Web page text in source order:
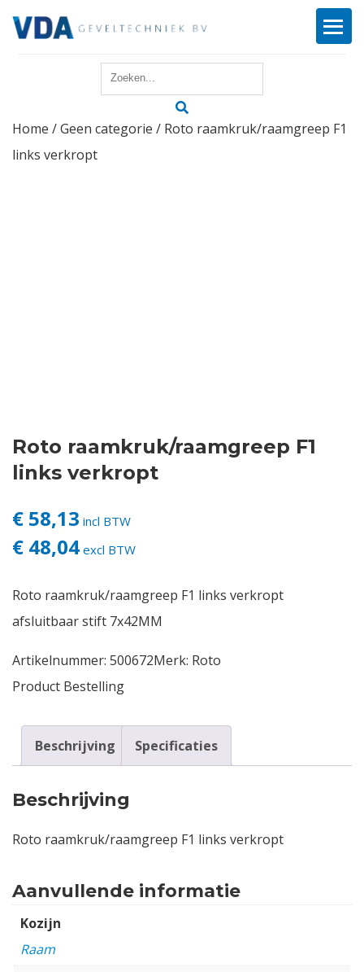
Reparatie
Login
Home /Geen categorie / Roto raamkruk/raamgreep F1
links verkropt
Roto raamkruk/raamgreep F1
links verkropt
€ 58,13 incl BTW
€ 48,04 excl BTW
Roto raamkruk/raamgreep F1 links verkropt
afsluitbaar stift 7x42MM
Artikelnummer: 500672Merk: Roto
Product Bestelling
Beschrijving Specificaties
Beschrijving
Roto raamkruk/raamgreep F1 links verkropt
Aanvullende informatie
Kozijn
Raam